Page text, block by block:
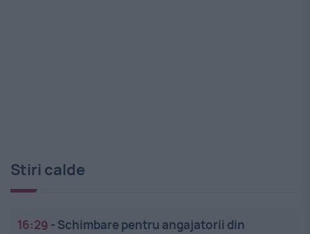
Stiri calde
16:29 - Schimbare pentru angajatorii din